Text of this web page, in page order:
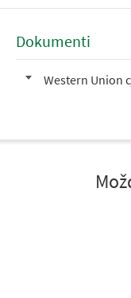
Dokumenti
Western Union